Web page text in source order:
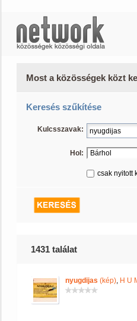
Most a közösségek közt
Keresés szűkítése
Kulcsszavak:
Hol:
csak nyitott
1431 találat
nyugdijas (kép), H U